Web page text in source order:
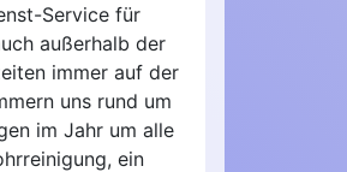
Service für
außerhalb der
immer auf der
uns rund um
im Jahr um alle
ein